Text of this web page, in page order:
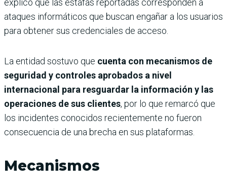
explicó que las estafas reportadas corresponden a
ataques informáticos que buscan engañar a los usuarios
para obtener sus credenciales de acceso.
La entidad sostuvo que cuenta con mecanismos de
seguridad y controles aprobados a nivel
internacional para resguardar la información y las
operaciones de sus clientes, por lo que remarcó que
los incidentes conocidos recientemente no fueron
consecuencia de una brecha en sus plataformas.
Mecanismos